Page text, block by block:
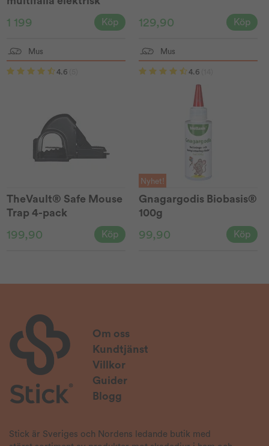
1 199 Köp 129,90 Köp
Mus
4.6
TheVault® Safe Mouse
Trap 4-pack
199,90 Köp
Mus
4.6
Nyhet!
Gnagargodis Biobasis®
100g
99,90 Köp
Om oss
Kundtjänst
Villkor
Guider
Blogg
Stick är Sveriges och Nordens ledande butik med